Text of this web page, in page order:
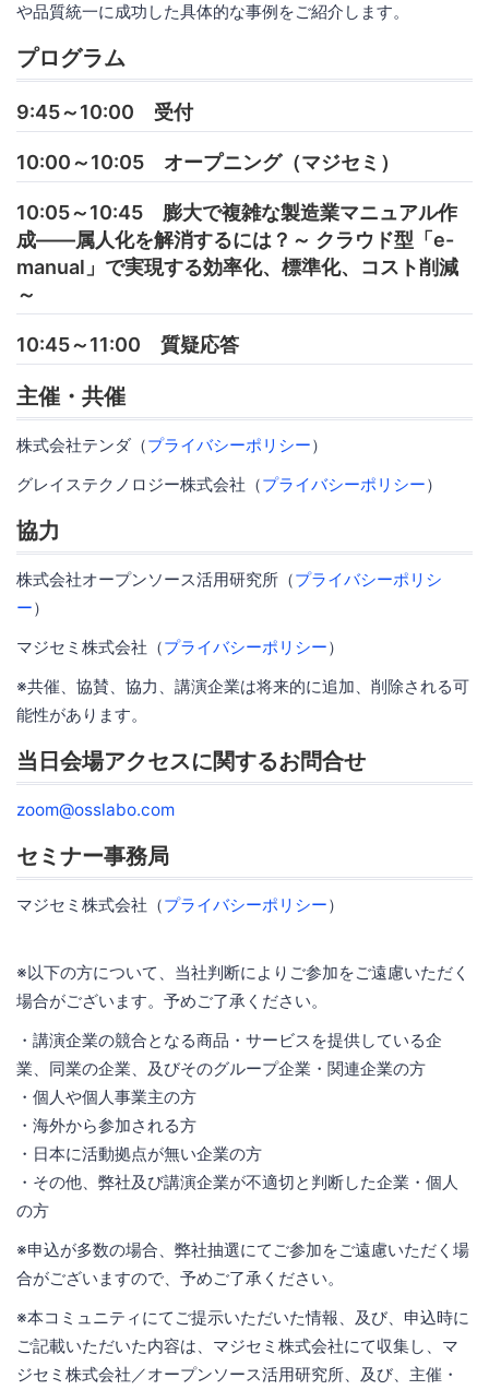
や品質統一に成功した具体的な事例をご紹介します。
プログラム
9:45～10:00 受付
10:00～10:05 オープニング（マジセミ）
10:05～10:45 膨大で複雑な製造業マニュアル作
成――属人化を解消するには？～ クラウド型「e-
manual」で実現する効率化、標準化、コスト削減
～
10:45～11:00 質疑応答
主催・共催
株式会社テンダ（プライバシーポリシー）
グレイステクノロジー株式会社（プライバシーポリシー）
協力
株式会社オープンソース活用研究所（プライバシーポリシ
ー）
マジセミ株式会社（プライバシーポリシー）
※共催、協賛、協力、講演企業は将来的に追加、削除される可
能性があります。
当日会場アクセスに関するお問合せ
zoom@osslabo.com
セミナー事務局
マジセミ株式会社（プライバシーポリシー）
※以下の方について、当社判断によりご参加をご遠慮いただく
場合がございます。予めご了承ください。
・講演企業の競合となる商品・サービスを提供している企
業、同業の企業、及びそのグループ企業・関連企業の方
・個人や個人事業主の方
・海外から参加される方
・日本に活動拠点が無い企業の方
・その他、弊社及び講演企業が不適切と判断した企業・個人
の方
※申込が多数の場合、弊社抽選にてご参加をご遠慮いただく場
合がございますので、予めご了承ください。
※本コミュニティにてご提示いただいた情報、及び、申込時に
ご記載いただいた内容は、マジセミ株式会社にて収集し、マ
ジセミ株式会社／オープンソース活用研究所、及び、主催・